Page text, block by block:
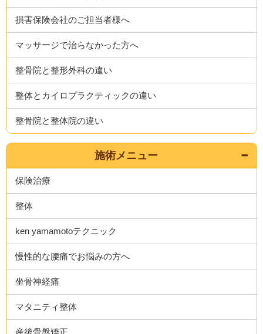
損害保険会社のご担当者様へ
マッサージで治らなかった方へ
整骨院と整形外科の違い
整体とカイロプラクティックの違い
整骨院と整体院の違い
施術メニュー
保険治療
整体
ken yamamotoテクニック
慢性的な腰痛でお悩みの方へ
坐骨神経痛
マタニティ整体
産後骨盤矯正